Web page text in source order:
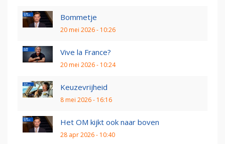
Bommetje
20 mei 2026 - 10:26
Vive la France?
20 mei 2026 - 10:24
Keuzevrijheid
8 mei 2026 - 16:16
Het OM kijkt ook naar boven
28 apr 2026 - 10:40